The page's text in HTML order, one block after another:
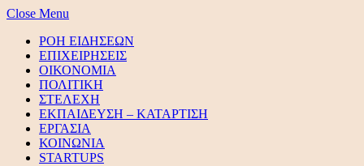
Close Menu
ΡΟΗ ΕΙΔΗΣΕΩΝ
ΕΠΙΧΕΙΡΗΣΕΙΣ
ΟΙΚΟΝΟΜΙΑ
ΠΟΛΙΤΙΚΗ
ΣΤΕΛΕΧΗ
ΕΚΠΑΙΔΕΥΣΗ – ΚΑΤΑΡΤΙΣΗ
ΕΡΓΑΣΙΑ
ΚΟΙΝΩΝΙΑ
STARTUPS